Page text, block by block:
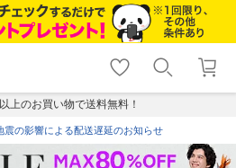
shopping_cart lock_outline
ログイン
上のお買い物で送料無料！
震の影響による配送遅延のお知らせ